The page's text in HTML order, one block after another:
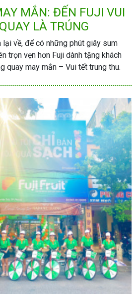
MẮN: ĐẾN FUJI VUI
LÀ TRÚNG
lại về, để có những phút giây sum
trọn vẹn hơn Fuji dành tặng khách
quay may mắn – Vui tết trung thu.